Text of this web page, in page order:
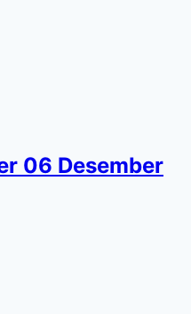
06 Desember